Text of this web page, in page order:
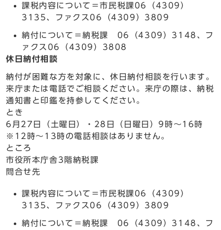
課税内容について＝市民税課06（4309）
3135、ファクス06（4309）3809
納付について＝納税課 06（4309）3148、フ
ァクス06（4309）3808
休日納付相談
納付が困難な方を対象に、休日納付相談を行います。
来庁または電話でご相談ください。来庁の際は、納税
通知書と印鑑を持参してください。
とき
6月27日（土曜日）・28日（日曜日）9時～16時
※12時～13時の電話相談はありません。
ところ
市役所本庁舎3階納税課
問合せ先
課税内容について＝市民税課06（4309）
3135、ファクス06（4309）3809
納付について＝納税課 06（4309）3148、フ